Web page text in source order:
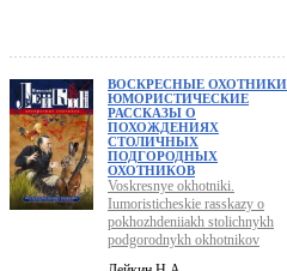
ВОСКРЕСНЫЕ
ЮМОРИСТИЧЕСКИЕ
РАССКАЗЫ О
ПОХОЖДЕНИЯХ
СТОЛИЧНЫХ
ПОДГОРОДНЫХ
ОХОТНИКОВ
Voskresnye okhotniki.
Iumoristicheskie rasskazy o
pokhozhdeniiakh stolichnykh
podgorodnykh okhotnikov